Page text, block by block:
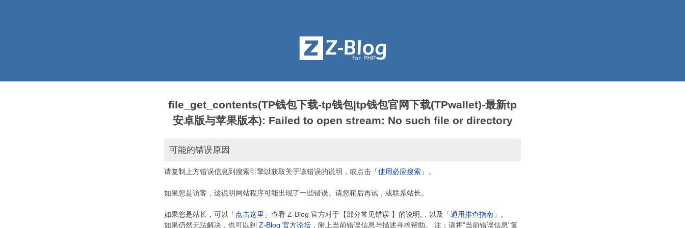
file_get_contents(TP钱包下载-tp钱包|tp钱包官网下载(TPwallet)-最新tp
安卓版与苹果版本): Failed to open stream: No such file or directory
可能的错误原因
请复制上方错误信息到搜索引擎以获取关于该错误的说明，或点击 「使用必应搜索」。
如果您是访客，这说明网站程序可能出现了一些错误。请您稍后再试，或联系站长。
如果您是站长，可以 「点击这里」 查看 Z-Blog 官方对于【部分常见错误 】的说明,，以及 「通用排查指南」
。
如果仍然无法解决，也可以到 Z-Blog 官方论坛 ，附上当前错误信息与描述寻求帮助。 注：请将"当前错误信息"复